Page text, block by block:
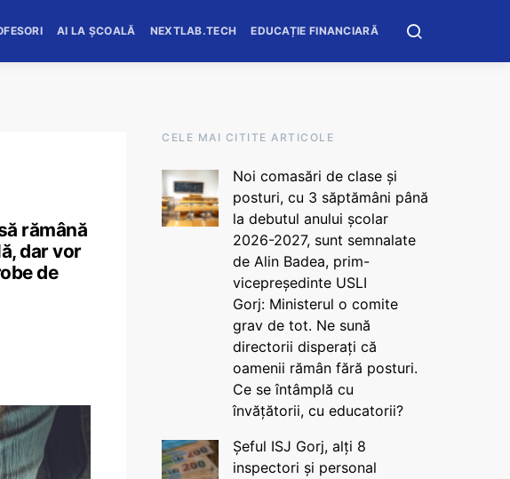
AI LA ȘCOALĂ NEXTLAB.TECH EDUCAȚIE FINANCIARĂ
rămână
dar vor
de
CELE MAI CITITE ARTICOLE
Noi comasări de clase și
posturi, cu 3 săptămâni până
la debutul anului școlar
2026-2027, sunt semnalate
de Alin Badea, prim-
vicepreședinte USLI
Gorj: Ministerul o comite
grav de tot. Ne sună
directorii disperați că
oamenii rămân fără posturi.
Ce se întâmplă cu
învățătorii, cu educatorii?
Șeful ISJ Gorj, alți 8
inspectori și personal